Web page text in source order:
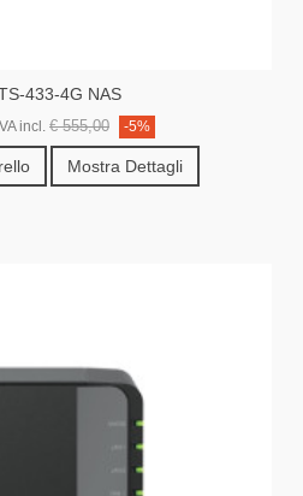
433-4G NAS
IVA incl. € 555,00 -5%
Mostra Dettagli